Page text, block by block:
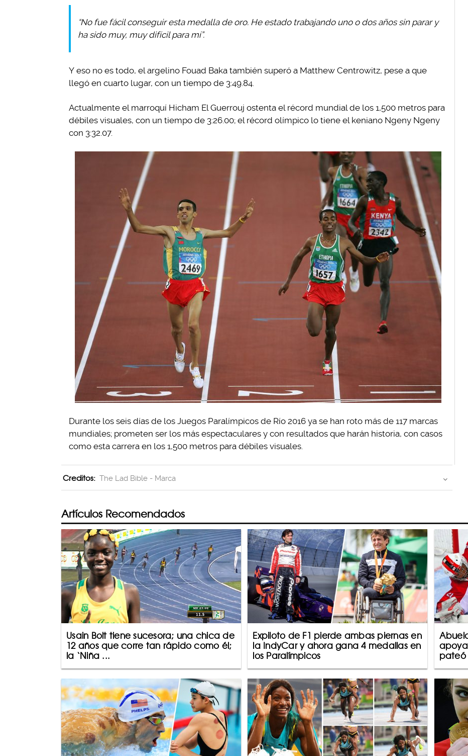
“No fue fácil conseguir esta medalla de oro. He estado trabajando uno o dos años sin parar y
ha sido muy, muy difícil para mí”.
Y eso no es todo, el argelino Fouad Baka también superó a Matthew Centrowitz, pese a que
llegó en cuarto lugar, con un tiempo de 3:49.84.
Actualmente el marroquí Hicham El Guerrouj ostenta el récord mundial de los 1,500 metros para
débiles visuales, con un tiempo de 3:26.00; el récord olímpico lo tiene el keniano Ngeny Ngeny
con 3:32.07.
Durante los seis días de los Juegos Paralímpicos de Río 2016 ya se han roto más de 117 marcas
mundiales; prometen ser los más espectaculares y con resultados que harán historia, con casos
como esta carrera en los 1,500 metros para débiles visuales.
Creditos: The Lad Bible - Marca
Artículos Recomendados
Usain Bolt tiene sucesora; una chica de
12 años que corre tan rápido como él;
la ‘Niña ...
Expiloto de F1 pierde ambas piernas en
la IndyCar y ahora gana 4 medallas en
los Paralímpicos
pateó